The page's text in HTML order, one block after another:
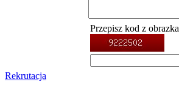
Przepisz kod z obrazka
Rekrutacja